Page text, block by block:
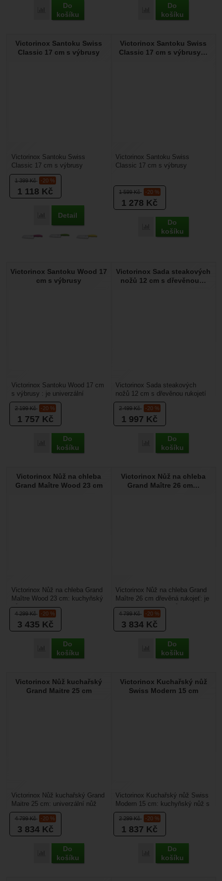
Přidat 'Victorinox Nůž filetovací Grand Maître 20 cm' k
Do
košíku
Přidat 'Victorinox
Do
košíku
Victorinox Santoku Swiss
Classic 17 cm s výbrusy
1 399Kč -20 %
1 118 Kč
Přidat 'Victorinox Santoku Swiss Classic 17 cm s výbrusy' k
Detail
Victorinox Santoku Swiss
Classic 17 cm s výbrusy
červený: je univerzální
kuchyňský nůž v populárním
santoku...
Victorinox Santoku Swiss
Classic 17 cm s výbrusy…
1 599Kč -20 %
1 278 Kč
Přidat 'Victorinox
Do
košíku
Victorinox Santoku Swiss
Classic 17 cm s výbrusy
santoku...
Victorinox Santoku Wood 17
cm s výbrusy
2 199Kč -20 %
1 757 Kč
Přidat 'Victorinox Santoku Wood 17 cm s výbrusy' k
Do
košíku
Victorinox Santoku Wood 17 cm
s výbrusy : je univerzální
kuchyňský nůž v populárním
santoku tvaru, který...
Victorinox Sada steakových
nožů 12 cm s dřevěnou…
2 499Kč -20 %
1 997 Kč
Přidat 'Victorinox Sada
Do
košíku
Victorinox Sada steakových
nožů 12 cm s dřevěnou rukojetí
2 ks rovné ostří: nože na krájení
steaku s...
Victorinox Nůž na chleba
Grand Maître Wood 23 cm
4 299Kč -20 %
3 435 Kč
Přidat 'Victorinox Nůž na chleba Grand Maître Wood 23 cm'
Do
košíku
Victorinox Nůž na chleba Grand
Maître Wood 23 cm: kuchyňský
nůž s vlnkovaným ostřím určený
pro krájení...
Victorinox Nůž na chleba
Grand Maître 26 cm…
4 799Kč -20 %
3 834 Kč
Přidat 'Victorinox Nůž
Do
košíku
Victorinox Nůž na chleba Grand
Maître 26 cm dřevěná rukojeť: je
kovaný kuchyňský nůž určený
na pečivo,...
Victorinox Nůž kuchařský
Grand Maitre 25 cm
4 799Kč -20 %
3 834 Kč
Přidat 'Victorinox Nůž kuchařský Grand Maitre 25 cm' k
Do
košíku
Victorinox Nůž kuchařský Grand
Maitre 25 cm: univerzální nůž
kovaný z jednoho kusu oceli pro
lepší vlastnosti...
Victorinox Kuchařský nůž
Swiss Modern 15 cm
2 299Kč -20 %
1 837 Kč
Přidat 'Victorinox
Do
košíku
Victorinox Kuchařský nůž Swiss
Modern 15 cm: kuchyňský nůž s
čepelí 15 cm a dřevěnou rukojetí
z vlašského...